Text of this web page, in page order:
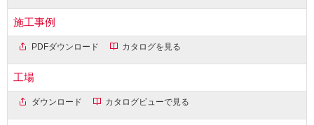
施工事例
PDFダウンロード カタログを見る
工場
ダウンロード カタログビューで見る